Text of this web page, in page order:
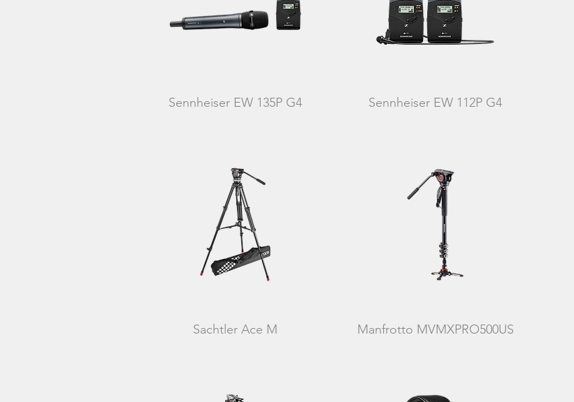
Sennheiser EW 135P G4 Sennheiser EW 112P G4
Sachtler Ace M Manfrotto MVMXPRO500US